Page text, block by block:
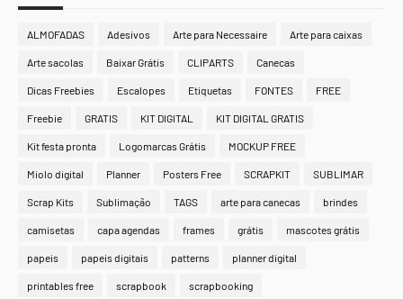
ALMOFADAS Adesivos Arte para Necessaire Arte para caixas
Arte sacolas Baixar Grátis CLIPARTS Canecas
Dicas Freebies Escalopes Etiquetas FONTES FREE
Freebie GRATIS KIT DIGITAL KIT DIGITAL GRATIS
Kit festa pronta Logomarcas Grátis MOCKUP FREE
Miolo digital Planner Posters Free SCRAPKIT SUBLIMAR
Scrap Kits Sublimação TAGS arte para canecas brindes
camisetas capa agendas frames grátis mascotes grátis
papeis papeis digitais patterns planner digital
printables free scrapbook scrapbooking